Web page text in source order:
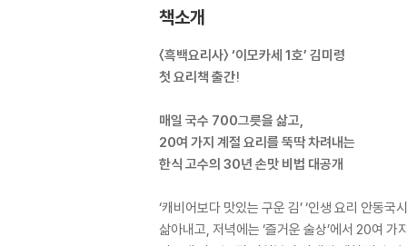
책소개
〈흑백요리사〉 ‘이모카세 1호’ 김미령
첫 요리책 출간!
매일 국수 700그릇을 삶고,
20여 가지 계절 요리를 뚝딱 차려내는
한식 고수의 30년 손맛 비법 대공개
‘캐비어보다 맛있는 구운 김’ ‘인생 요리 안동
삶아내고, 저녁에는 ‘즐거운 술상’에서 20여